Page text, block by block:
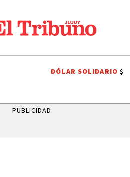
GOBIERNO DE JUJUY LA FIESTA
DÓLAR SOLIDARIO$
PUBLICIDAD